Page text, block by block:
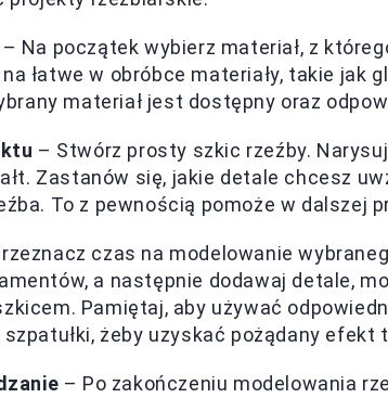
– Na początek wybierz materiał, z
łatwe w obróbce materiały, takie jak
materiał jest dostępny oraz
– Stwórz prosty szkic rzeźby.
Zastanów się, jakie detale chcesz
To z pewnością pomoże w dalszej
czas na modelowanie
a następnie dodawaj detale,
Pamiętaj, aby używać
żeby uzyskać pożądany efekt
– Po zakończeniu modelowania